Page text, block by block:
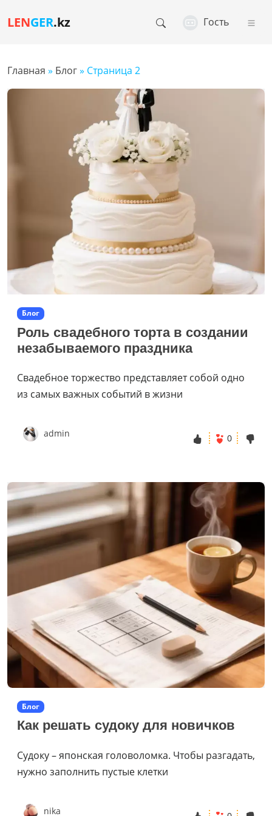
LENGER.kz Гость
Главная » Блог» Страница 2
Блог
Роль свадебного торта в создании
незабываемого праздника
Свадебное торжество представляет собой одно
из самых важных событий в жизни
admin 0
Блог
Как решать судоку для новичков
Судоку – японская головоломка. Чтобы разгадать,
нужно заполнить пустые клетки
nika